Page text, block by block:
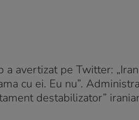
avertizat pe Twitter:
cu ei. Eu nu”.
destabilizator”